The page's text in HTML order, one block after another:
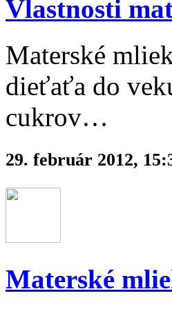
Vlastnosti
Materské
dieťaťa do
cukrov…
29. február 2012,
Materské